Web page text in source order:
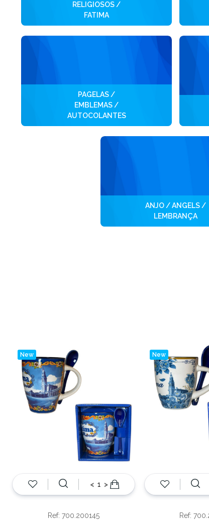
RELIGIOSOS /
FATIMA
PAGELAS /
EMBLEMAS /
AUTOCOLANTES
ANJO / ANGELS /
LEMBRANÇA
< >
New
Ref: 700.200145
New
Ref: